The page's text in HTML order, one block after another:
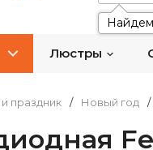
Люстры
праздник / Новый год /